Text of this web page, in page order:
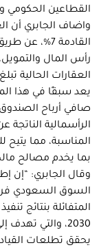
القطاعين الحكومي
واضاف الجابري أن
القادمة
رأس المال
صافي أرباح
الرأسمالية
المناسبة، مما
بما يخدم مصالح
وقال الجابري: “إن
السوق السعودي
المتفائلة بنتائج
2030، والتي
يحقق تطلعات